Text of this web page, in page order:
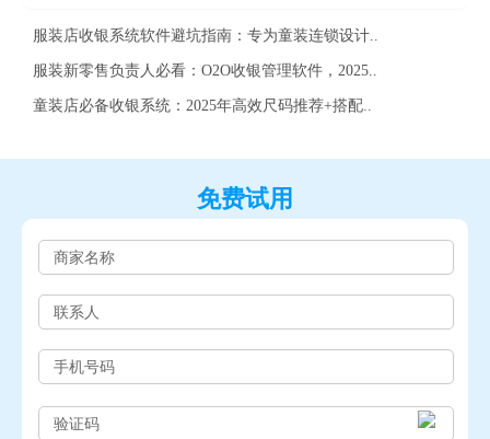
服装店收银系统软件避坑指南：专为童装连锁设计..
服装新零售负责人必看：O2O收银管理软件，2025..
童装店必备收银系统：2025年高效尺码推荐+搭配..
免费试用